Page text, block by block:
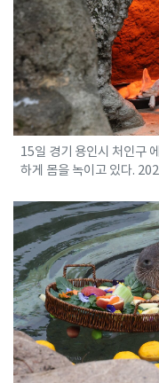
15일 경기 용인시 처인구
하게 몸을 녹이고 있다.